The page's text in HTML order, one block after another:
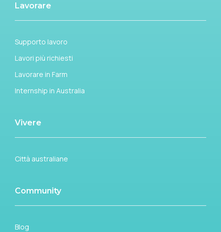
Lavorare
Supporto lavoro
Lavori più richiesti
Lavorare in Farm
Internship in Australia
Vivere
Città australiane
Community
Blog